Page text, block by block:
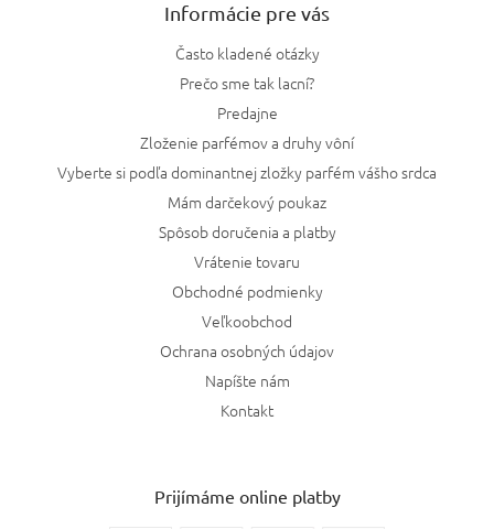
Informácie pre vás
Často kladené otázky
Prečo sme tak lacní?
Predajne
Zloženie parfémov a druhy vôní
Vyberte si podľa dominantnej zložky parfém vášho srdca
Mám darčekový poukaz
Spôsob doručenia a platby
Vrátenie tovaru
Obchodné podmienky
Veľkoobchod
Ochrana osobných údajov
Napíšte nám
Kontakt
Prijímáme online platby